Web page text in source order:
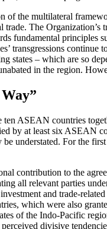
of the multilateral
The Organization’s
fundamental
transgressions
states – which are so
in the region.
ASEAN countries
by at least six ASEAN
understated. For the
contri­bution to the
all relevant parties
and trade-
which were also
of the Indo-Pacific
divisive